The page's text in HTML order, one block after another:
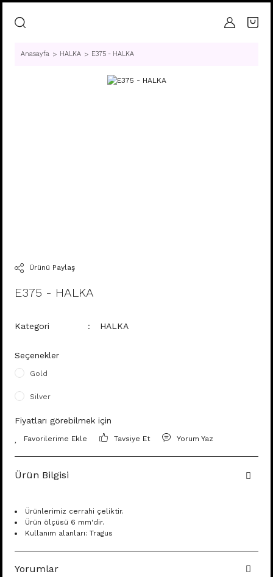
Anasayfa HALKA E375 - HALKA
Ürünü Paylaş
E375 - HALKA
Kategori HALKA
Seçenekler
Gold
Silver
Fiyatları görebilmek için
Tavsiye Et Yorum Yaz
Ürün Bilgisi
Ürünlerimiz cerrahi çeliktir.
Ürün ölçüsü 6 mm'dir.
Kullanım alanları: Tragus
Yorumlar